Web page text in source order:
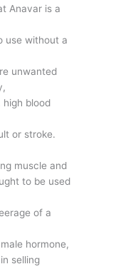
Anavar is a
use without a
unwanted
blood
or stroke.
muscle and
to be used
of a
hormone,
selling